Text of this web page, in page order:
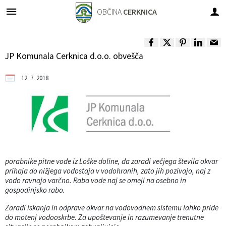
OBČINA CERKNICA
JP Komunala Cerknica d.o.o. obvešča
12. 7. 2018
porabnike pitne vodeiz Loške doline, da zaradi večjega števila okvar
prihaja do nižjega vodostaja v vodohranih, zato jih pozivajo, naj z
vodo ravnajo varčno. Raba vode naj se omeji na osebno in
gospodinjsko rabo.
Zaradi iskanja in odprave okvar na vodovodnem sistemu lahko pride
do motenj vodooskrbe. Za upoštevanje in razumevanje trenutne
Fotogalerija
Dobitniki občinskih priznanj
Naselja v občini
Varstvo osebnih podatkov
Podžupan
Odbori krajevnih skupnosti
Občinska volilna komisija
Medobčinski inšpektorat in redarstvo
Komisije in odbori
Direktorica občinske uprave
Služba za finance in proračun
Služba za premoženjsko pravne zadeve
Služba za komunalno in cestno infrastrukturo
Zapore cest
Rezultati javnih razpisov
Občinski časopis
Projekti in investicije
Društva v občini
Za pričetek iskanja kliknite na puščico >